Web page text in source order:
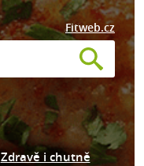
Fitweb.cz
Zdravě i chutně